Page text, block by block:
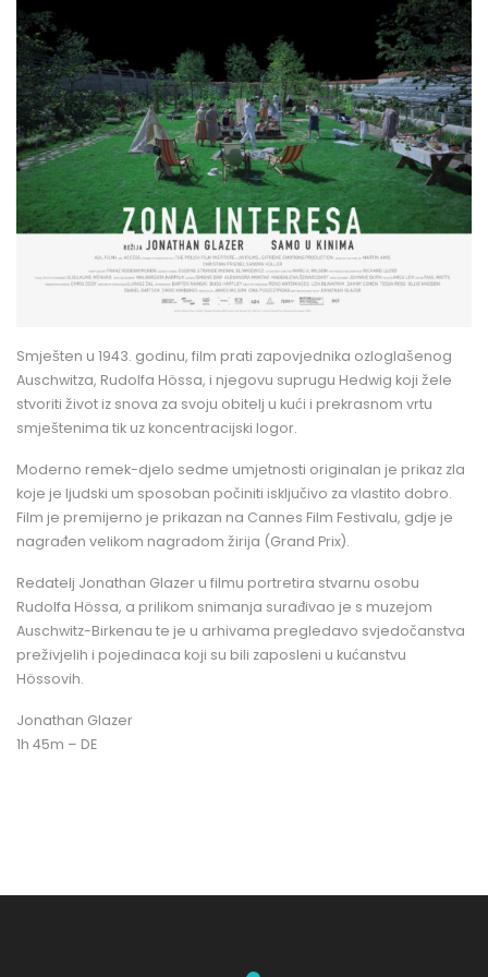
Smješten u 1943. godinu, film prati zapovjednika ozloglašenog
Auschwitza, Rudolfa Hössa, i njegovu suprugu Hedwig koji žele
stvoriti život iz snova za svoju obitelj u kući i prekrasnom vrtu
smještenima tik uz koncentracijski logor.
Moderno remek-djelo sedme umjetnosti originalan je prikaz zla
koje je ljudski um sposoban počiniti isključivo za vlastito dobro.
Film je premijerno je prikazan na Cannes Film Festivalu, gdje je
nagrađen velikom nagradom žirija (Grand Prix).
Redatelj Jonathan Glazer u filmu portretira stvarnu osobu
Rudolfa Hössa, a prilikom snimanja surađivao je s muzejom
Auschwitz-Birkenau te je u arhivama pregledavo svjedočanstva
preživjelih i pojedinaca koji su bili zaposleni u kućanstvu
Hössovih.
Jonathan Glazer
1h 45m – DE